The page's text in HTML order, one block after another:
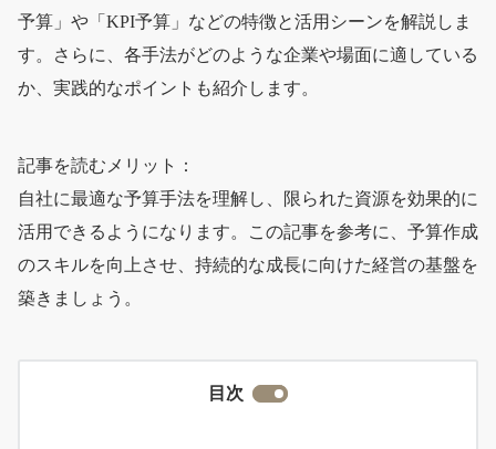
予算」や「KPI予算」などの特徴と活用シーンを解説しま
す。さらに、各手法がどのような企業や場面に適している
か、実践的なポイントも紹介します。
記事を読むメリット：
自社に最適な予算手法を理解し、限られた資源を効果的に
活用できるようになります。この記事を参考に、予算作成
のスキルを向上させ、持続的な成長に向けた経営の基盤を
築きましょう。
目次